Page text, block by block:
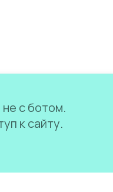
с ботом.
к сайту.